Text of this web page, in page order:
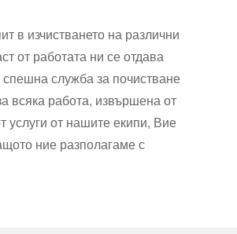
в изчистването на различни
от работата ни се отдава
служба за почистване
всяка работа, извършена от
услуги от нашите екипи, Вие
ние разполагаме с